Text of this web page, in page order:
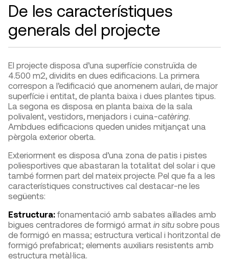
De les característiques
generals del projecte
El projecte disposa d’una superfície construïda de
4.500 m2, dividits en dues edificacions. La primera
correspon a l’edificació que anomenem aulari, de major
superfície i entitat, de planta baixa i dues plantes tipus.
La segona es disposa en planta baixa de la sala
polivalent, vestidors, menjadors i cuina-catèring.
Ambdues edificacions queden unides mitjançat una
pèrgola exterior oberta.
Exteriorment es disposa d’una zona de patis i pistes
poliesportives que abastaran la totalitat del solar i que
també formen part del mateix projecte. Pel que fa a les
característiques constructives cal destacar-ne les
següents:
Estructura: fonamentació amb sabates aïllades amb
bigues centradores de formigó armat in situ sobre pous
de formigó en massa; estructura vertical i horitzontal de
formigó prefabricat; elements auxiliars resistents amb
estructura metàl·lica.